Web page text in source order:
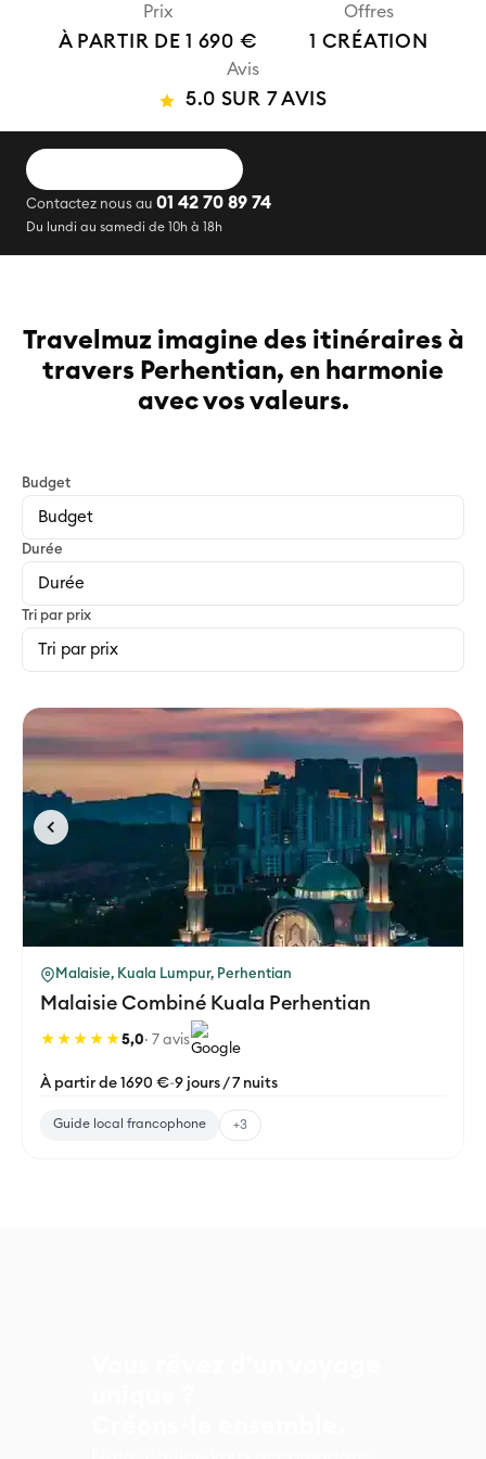
Prix
À PARTIR DE 1 690 €
Offres
1 CRÉATION
Avis
5.0 SUR 7 AVIS
Contactez nous au 01 42 70 89 74
Du lundi au samedi de 10h à 18h
Travelmuz imagine des itinéraires à
travers Perhentian, en harmonie
avec vos valeurs.
Budget
Durée
Tri par prix
Malaisie, Kuala Lumpur, Perhentian
Malaisie Combiné Kuala Perhentian
★★★★★5,0· 7 avis
À partir de 1690 €-9 jours / 7 nuits
Guide local francophone +3